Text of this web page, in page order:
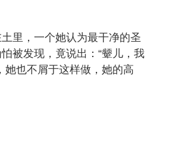
里，一个她认为最干净的圣
被发现，竟说出：“颦儿，我
她也不屑于这样做，她的高